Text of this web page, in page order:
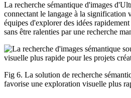
La recherche sémantique d'images
connectant le langage à la signification
équipes d'explorer des idées
sans être ralenties par une recherche
Fig 6. La solution de recherche
favorise une exploration visuelle plus